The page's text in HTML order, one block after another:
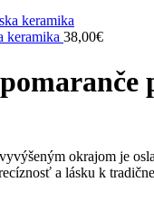
keramika 38,00€
okrajom je
a lásku k